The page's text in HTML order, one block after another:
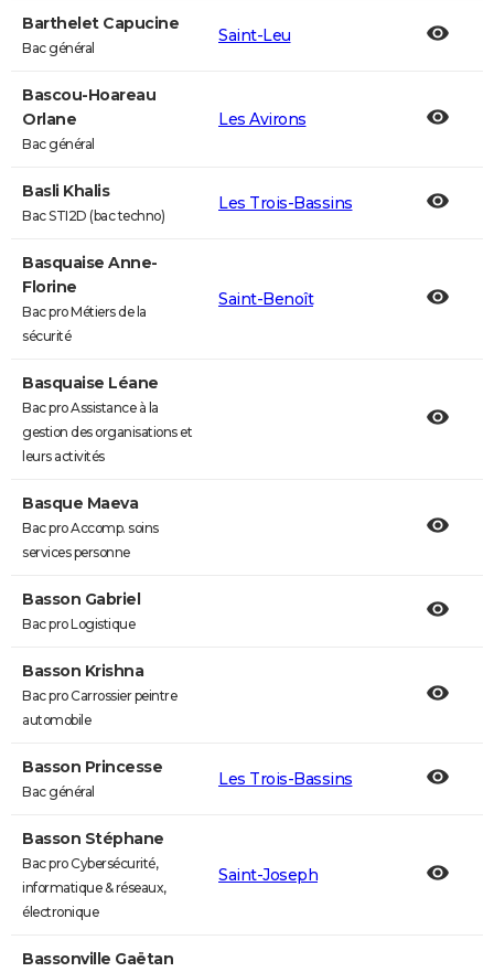
Barthelet Capucine
Bac général
Saint-Leu
Bascou-Hoareau
Orlane
Bac général
Les Avirons
Basli Khalis
Bac STI2D (bac techno)
Les Trois-Bassins
Basquaise Anne-
Florine
Bac pro Métiers de la
sécurité
Saint-Benoît
Basquaise Léane
Bac pro Assistance à la
gestion des organisations et
leurs activités
Basque Maeva
Bac pro Accomp. soins
services personne
Basson Gabriel
Bac pro Logistique
Basson Krishna
Bac pro Carrossier peintre
automobile
Basson Princesse
Bac général
Les Trois-Bassins
Basson Stéphane
Bac pro Cybersécurité,
informatique & réseaux,
électronique
Saint-Joseph
Bassonville Gaëtan